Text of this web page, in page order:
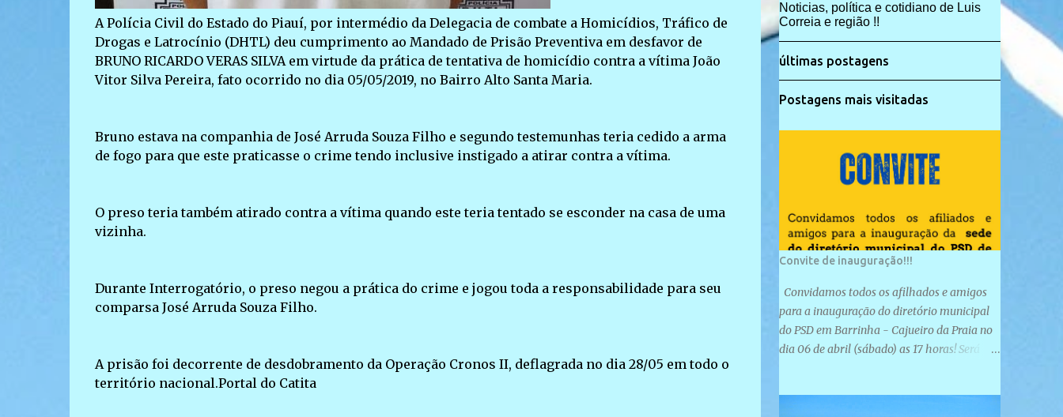
A Polícia Civil do Estado do Piauí, por intermédio da Delegacia de combate a Homicídios, Tráfico de
Drogas e Latrocínio (DHTL) deu cumprimento ao Mandado de Prisão Preventiva em desfavor de
BRUNO RICARDO VERAS SILVA em virtude da prática de tentativa de homicídio contra a vítima João
Vitor Silva Pereira, fato ocorrido no dia 05/05/2019, no Bairro Alto Santa Maria.
Bruno estava na companhia de José Arruda Souza Filho e segundo testemunhas teria cedido a arma
de fogo para que este praticasse o crime tendo inclusive instigado a atirar contra a vítima.
O preso teria também atirado contra a vítima quando este teria tentado se esconder na casa de uma
vizinha.
Durante Interrogatório, o preso negou a prática do crime e jogou toda a responsabilidade para seu
comparsa José Arruda Souza Filho.
A prisão foi decorrente de desdobramento da Operação Cronos II, deflagrada no dia 28/05 em todo o
território nacional.Portal do Catita
Noticias, política e cotidiano de Luis
Correia e região !!
últimas postagens
Postagens mais visitadas
Convite de inauguração!!!
Convidamos todos os afilhados e amigos
para a inauguração do diretório municipal
do PSD em Barrinha - Cajueiro da Praia no
dia 06 de abril (sábado) as 17 horas! Será